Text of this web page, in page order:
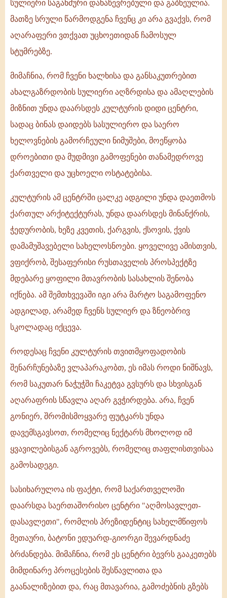
სულიერი საგანძური დანაწევრებული და გაბნეულია.
მათზე სრული წარმოდგენა ჩვენც კი არა გვაქვს, რომ
აღარაფერი ვთქვათ უცხოეთიდან ჩამოსულ
სტუმრებზე.
მიმაჩნია, რომ ჩვენი ხალხისა და განსაკუთრებით
ახალგაზრდობის სულიერი აღზრდისა და ამაღლების
მიზნით უნდა დაარსდეს კულტურის დიდი ცენტრი,
სადაც ბინას დაიდებს სასულიერო და საერო
ხელოვნების გამორჩეული ნიმუშები, მოეწყობა
დროებითი და მუდმივი გამოფენები თანამედროვე
ქართველი და უცხოელი ოსტატებისა.
კულტურის ამ ცენტრში ცალკე ადგილი უნდა დაეთმოს
ქართულ არქიტექტურას, უნდა დაარსდეს მინანქრის,
ჭედურობის, ხეზე კვეთის, ქარგვის, ქსოვის, ქვის
დამამუშავებელი სახელოსნოები. ყოველივე ამისთვის,
ვფიქრობ, შესაფერისი რუსთაველის პროსპექტზე
მდებარე ყოფილი მთავრობის სასახლის შენობა
იქნება. ამ შემთხვევაში იგი არა მარტო საგამოფენო
ადგილად, არამედ ჩვენს სულიერ და ზნეობრივ
სკოლადაც იქცევა.
როდესაც ჩვენი კულტურის თვითმყოფადობის
შენარჩუნებაზე ვლაპარაკობთ, ეს იმას როდი ნიშნავს,
რომ საკუთარ ნაჭუჭში ჩაკეტვა გვსურს და სხვისგან
აღარაფრის სწავლა აღარ გვჭირდება. არა, ჩვენ
გონიერ, შრომისმოყვარე ფუტკარს უნდა
დავემსგავსოთ, რომელიც ნექტარს მხოლოდ იმ
ყვავილებისგან აგროვებს, რომელიც თაფლისთვისაა
გამოსადეგი.
სასიხარულოა ის ფაქტი, რომ საქართველოში
დაარსდა საერთაშორისო ცენტრი "აღმოსავლეთ-
დასავლეთი", რომლის პრეზიდენტიც სახელმწიფოს
მეთაური, ბატონი ედუარდ-გიორგი შევარდნაძე
ბრძანდება. მიმაჩნია, რომ ეს ცენტრი ბევრს გააკეთებს
მიმდინარე პროცესების შესწავლითა და
გაანალიზებით და, რაც მთავარია, გამოძებნის გზებს